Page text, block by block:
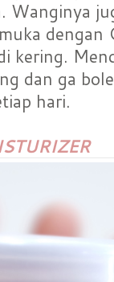
Wanginya
dengan
kering.
dan ga
hari.